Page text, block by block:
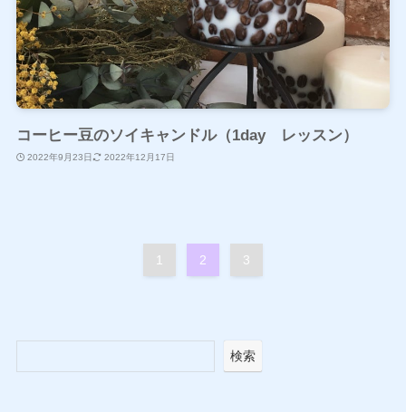
コーヒー豆のソイキャンドル（1day レッスン）
2022年9月23日 2022年12月17日
1 2 3
検索